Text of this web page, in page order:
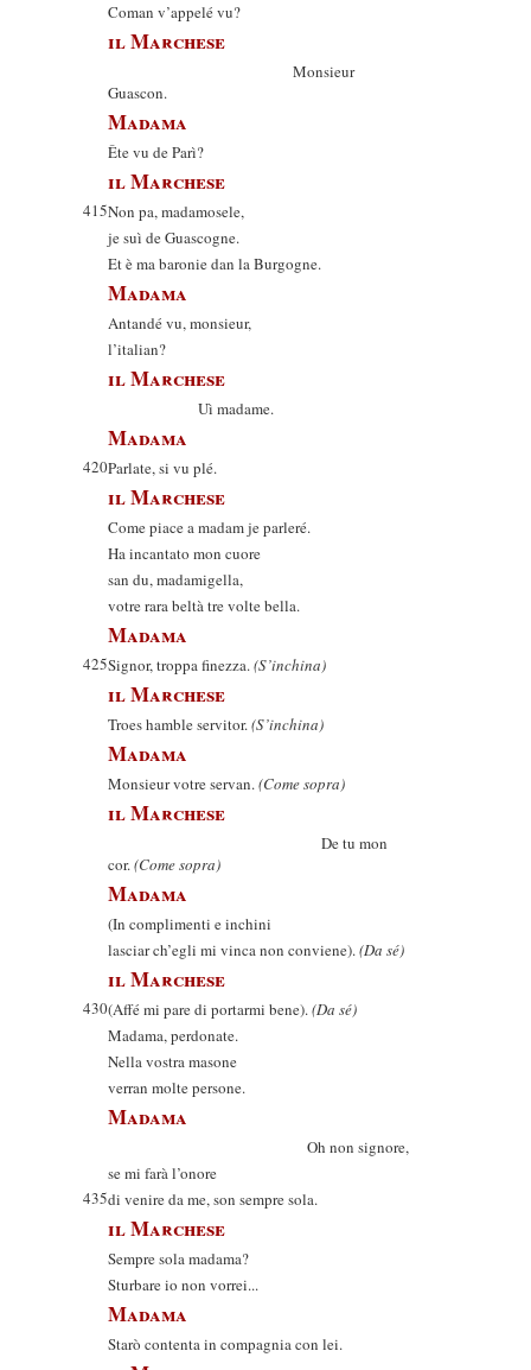
Coman v’appelé vu?
il Marchese
Monsieur
Guascon.
Madama
Ête vu de Parì?
il Marchese
415Non pa, madamosele,
je suì de Guascogne.
Et è ma baronie dan la Burgogne.
Madama
Antandé vu, monsieur,
l’italian?
il Marchese
Uì madame.
Madama
420Parlate, si vu plé.
il Marchese
Come piace a madam je parleré.
Ha incantato mon cuore
san du, madamigella,
votre rara beltà tre volte bella.
Madama
425Signor, troppa finezza.(S’inchina)
il Marchese
Troes hamble servitor.(S’inchina)
Madama
Monsieur votre servan.(Come sopra)
il Marchese
De tu mon
cor.(Come sopra)
Madama
(In complimenti e inchini
lasciar ch’egli mi vinca non conviene).(Da sé)
il Marchese
430(Affé mi pare di portarmi bene).(Da sé)
Madama, perdonate.
Nella vostra masone
verran molte persone.
Madama
Oh non signore,
se mi farà l’onore
435di venire da me, son sempre sola.
il Marchese
Sempre sola madama?
Sturbare io non vorrei...
Madama
Starò contenta in compagnia con lei.